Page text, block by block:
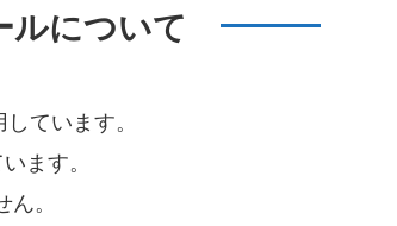
ルについて
ています。
ます。
。